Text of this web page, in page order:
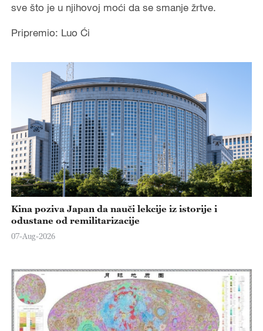
sve što je u njihovoj moći da se smanje žrtve.
Pripremio: Luo Ći
Kina poziva Japan da nauči lekcije iz istorije i
odustane od remilitarizacije
07-Aug-2026